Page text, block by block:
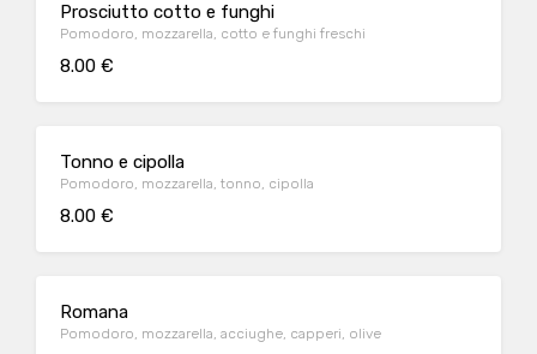
Prosciutto cotto e funghi
Pomodoro, mozzarella, cotto e funghi freschi
8.00 €
Tonno e cipolla
Pomodoro, mozzarella, tonno, cipolla
8.00 €
Romana
Pomodoro, mozzarella, acciughe, capperi, olive